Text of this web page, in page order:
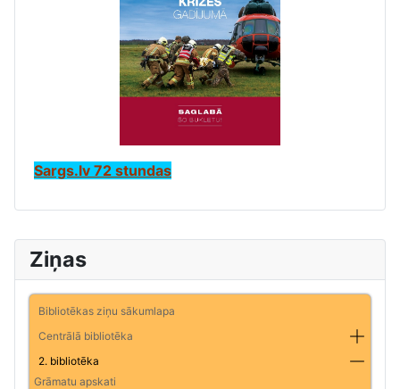
Ziņas
Bibliotēkas ziņu sākumlapa
Centrālā bibliotēka
2. bibliotēka
Grāmatu apskati
Sargs.lv 72 stundas